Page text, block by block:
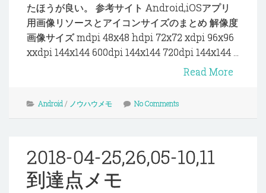
たほうが良い。 参考サイト Android,iOSアプリ
用画像リソースとアイコンサイズのまとめ 解像度
画像サイズ mdpi 48x48 hdpi 72x72 xdpi 96x96
xxdpi 144x144 600dpi 144x144 720dpi 144x144 ...
Read More
Android/ ノウハウメモ No Comments
2018-04-25,26,05-10,11
到達点メモ